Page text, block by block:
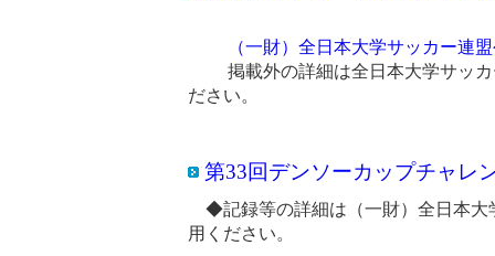
（一財）全日本大学サッカー連
掲載外の詳細は全日本大学サッカ
ださい。
第33回デンソーカップチャレ
◆記録等の詳細は（一財）全日本大
用ください。